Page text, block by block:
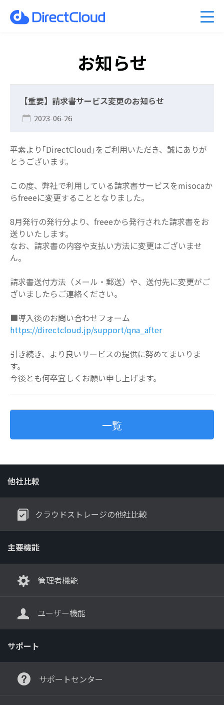
のクラウド移行 ファイル共有・コラボレーション
Business 料金プラン DirectCloud AIの料金プラン
ント情報
あるご質問
お知らせ
【重要】請求書サービス変更のお知らせ
2023-06-26
平素より｢DirectCloud｣をご利用いただき、誠にありが
とうございます。
この度、弊社で利用している請求書サービスをmisocaか
らfreeeに変更することとなりました。
8月発行の発行分より、freeeから発行された請求書をお
送りいたします。
なお、請求書の内容や支払い方法に変更はございませ
ん。
請求書送付方法（メール・郵送）や、送付先に変更がご
ざいましたらご連絡ください。
■導入後のお問い合わせフォーム
https://directcloud.jp/support/qna_after
引き続き、より良いサービスの提供に努めてまいりま
す。
今後とも何卒宜しくお願い申し上げます。
一覧
他社比較
クラウドストレージの他社比較
主要機能
管理者機能
ユーザー機能
サポート
サポートセンター